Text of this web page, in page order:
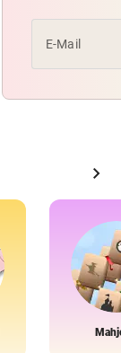
E-Mail
chevron_right